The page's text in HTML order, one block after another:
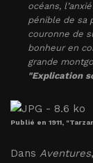
océans,
pénible de sa
couronne de
bonheur en
grande
"Explication
Publié en 1911,
Dans Aventures